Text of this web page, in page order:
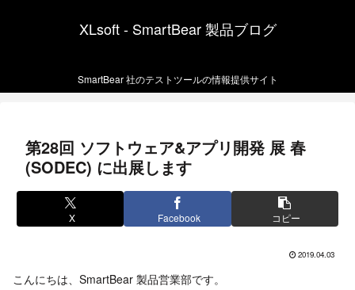
XLsoft - SmartBear 製品ブログ
SmartBear 社のテストツールの情報提供サイト
第28回 ソフトウェア&アプリ開発 展 春
(SODEC) に出展します
X Facebook コピー
2019.04.03
こんにちは、SmartBear 製品営業部です。